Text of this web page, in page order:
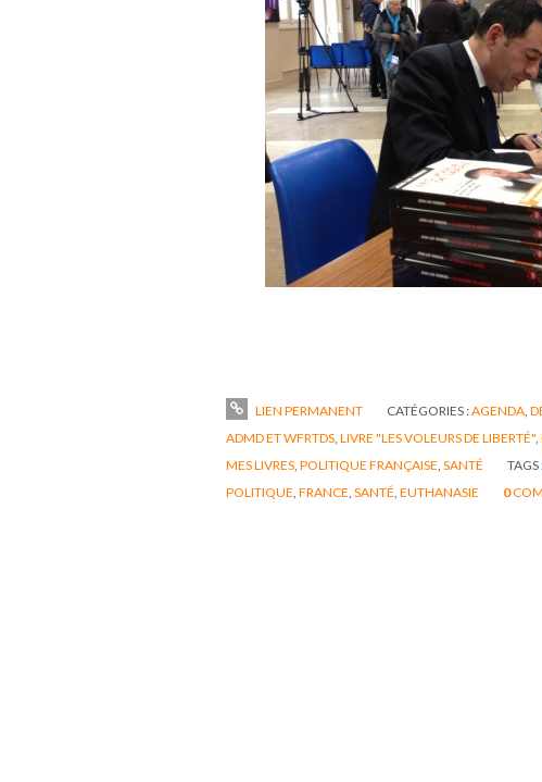
LIEN PERMANENT CATÉGORIES :AGENDA
ADMD ET WFRTDS LIVRE "LES VOLEURS DE LIBERTÉ"
MES LIVRES POLITIQUE FRANÇAISE SANTÉ TAGS
POLITIQUE FRANCE SANTÉ EUTHANASIE 0